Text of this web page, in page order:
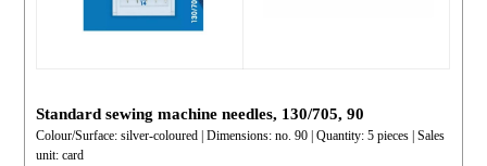
Standard sewing machine needles, 130/705, 90
Colour/Surface: silver-coloured | Dimensions: no. 90 | Quantity: 5 pieces | Sales
unit: card